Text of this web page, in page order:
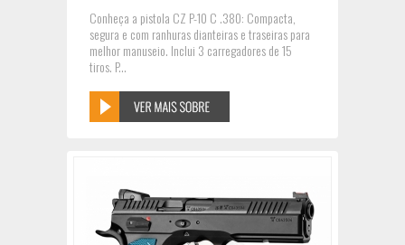
Conheça a pistola CZ P-10 C .380: Compacta,
segura e com ranhuras dianteiras e traseiras para
melhor manuseio. Inclui 3 carregadores de 15
tiros. P...